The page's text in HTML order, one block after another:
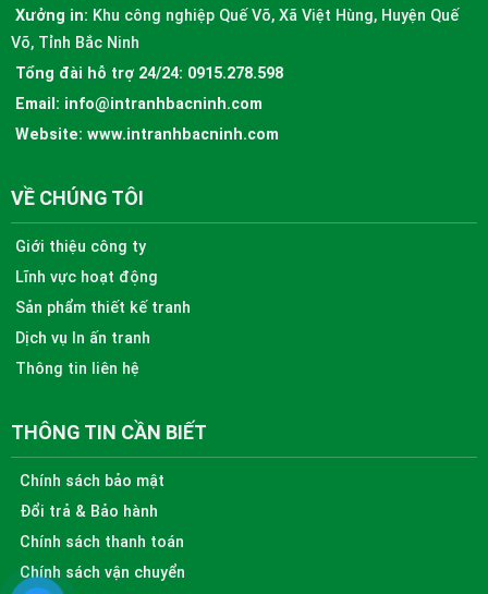
Xưởng in: Khu công nghiệp Quế Võ, Xã Việt Hùng, Huyện Quế
Võ, Tỉnh Bắc Ninh
Tổng đài hỗ trợ 24/24: 0915.278.598
Email: info@intranhbacninh.com
Website: www.intranhbacninh.com
VỀ CHÚNG TÔI
Giới thiệu công ty
Lĩnh vực hoạt động
Sản phẩm thiết kế tranh
Dịch vụ In ấn tranh
Thông tin liên hệ
THÔNG TIN CẦN BIẾT
Chính sách bảo mật
Đổi trả & Bảo hành
Chính sách thanh toán
Chính sách vận chuyển